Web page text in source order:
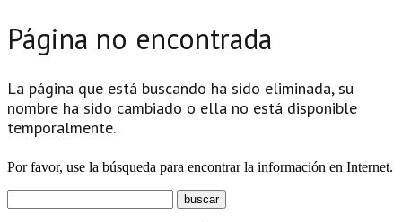
Página no encontrada
La página que está buscando ha sido eliminada, su
nombre ha sido cambiado o ella no está disponible
temporalmente.
Por favor, use la búsqueda para encontrar la información en Internet.